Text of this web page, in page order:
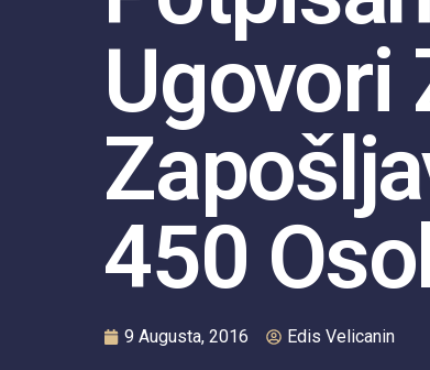
Ugovori
450
9 Augusta, 2016 Edis Velicanin